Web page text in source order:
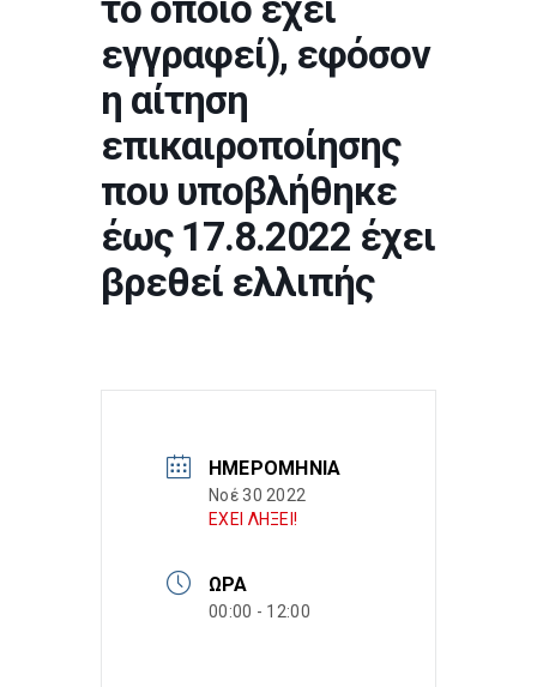
εγγραφεί), εφόσον
η αίτηση
επικαιροποίησης
που υποβλήθηκε
έως 17.8.2022 έχει
βρεθεί ελλιπής
ΗΜΕΡΟΜΗΝΊΑ
Νοέ 30 2022
ΕΧΕΙ ΛΗΞΕΙ!
ΏΡΑ
00:00 - 12:00